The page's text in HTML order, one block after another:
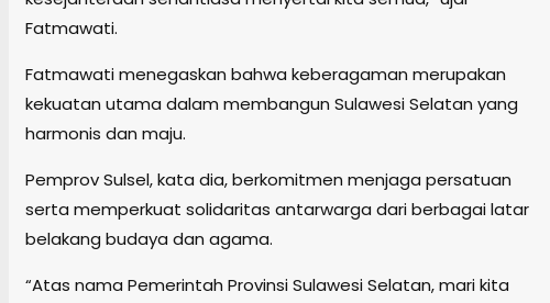
Fatmawati.
Fatmawati menegaskan bahwa keberagaman merupakan
kekuatan utama dalam membangun Sulawesi Selatan yang
harmonis dan maju.
Pemprov Sulsel, kata dia, berkomitmen menjaga persatuan
serta memperkuat solidaritas antarwarga dari berbagai latar
belakang budaya dan agama.
“Atas nama Pemerintah Provinsi Sulawesi Selatan, mari kita